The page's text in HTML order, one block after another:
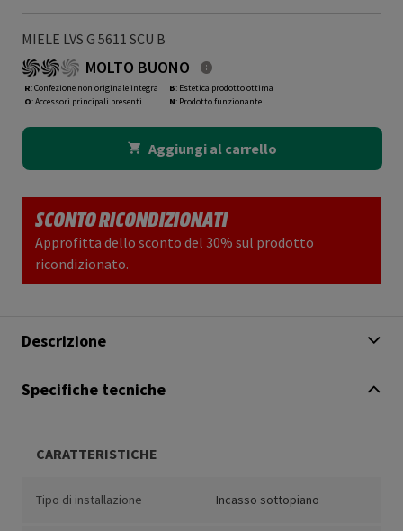
MIELE LVS G 5611 SCU B
MOLTO BUONO
R: Confezione non originale integra
O: Accessori principali presenti
B: Estetica prodotto ottima
N: Prodotto funzionante
Aggiungi al carrello
SCONTO RICONDIZIONATI
Approfitta dello sconto del 30% sul prodotto
ricondizionato.
Descrizione
Specifiche tecniche
CARATTERISTICHE
Tipo di installazione Incasso sottopiano